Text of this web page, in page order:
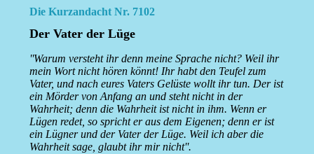
Die Kurzandacht Nr. 7102
Der Vater der Lüge
''Warum versteht ihr denn meine Sprache nicht? Weil ihr
mein Wort nicht hören könnt! Ihr habt den Teufel zum
Vater, und nach eures Vaters Gelüste wollt ihr tun. Der ist
ein Mörder von Anfang an und steht nicht in der
Wahrheit; denn die Wahrheit ist nicht in ihm. Wenn er
Lügen redet, so spricht er aus dem Eigenen; denn er ist
ein Lügner und der Vater der Lüge. Weil ich aber die
Wahrheit sage, glaubt ihr mir nicht''.